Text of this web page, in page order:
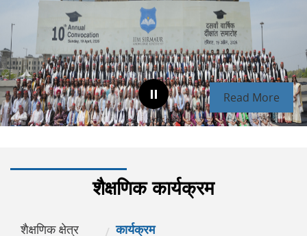
Read More
शैक्षणिक कार्यक्रम
शैक्षणिक क्षेत्र कार्यक्रम